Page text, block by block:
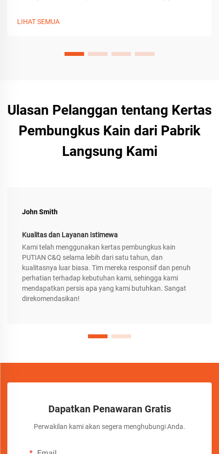
LIHAT SEMUA
Ulasan Pelanggan tentang Kertas
Pembungkus Kain dari Pabrik
Langsung Kami
John Smith
Kualitas dan Layanan Istimewa
Kami telah menggunakan kertas pembungkus kain
PUTIAN C&Q selama lebih dari satu tahun, dan
kualitasnya luar biasa. Tim mereka responsif dan penuh
perhatian terhadap kebutuhan kami, sehingga kami
mendapatkan persis apa yang kami butuhkan. Sangat
direkomendasikan!
Dapatkan Penawaran Gratis
Perwakilan kami akan segera menghubungi Anda.